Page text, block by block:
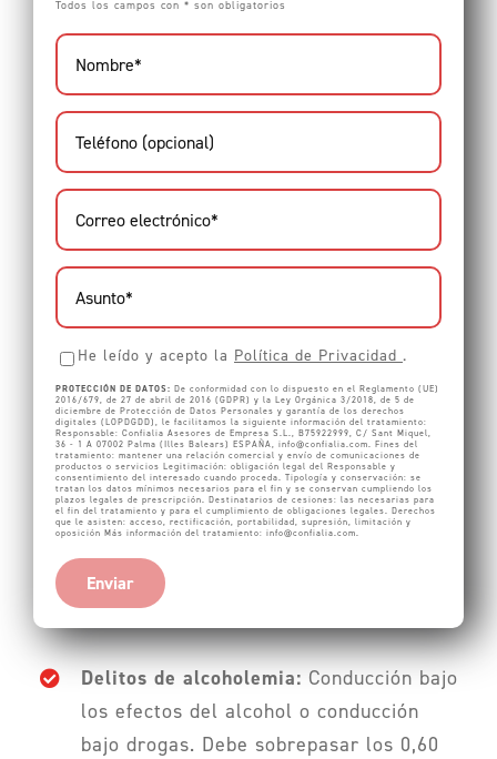
Todos los campos con * son obligatorios
He leído y acepto la Política de Privacidad .
PROTECCIÓN DE DATOS: De conformidad con lo dispuesto en el Reglamento (UE)
2016/679, de 27 de abril de 2016 (GDPR) y la Ley Orgánica 3/2018, de 5 de
diciembre de Protección de Datos Personales y garantía de los derechos
digitales (LOPDGDD), le facilitamos la siguiente información del tratamiento:
Responsable: Confialia Asesores de Empresa S.L., B75922999, C/ Sant Miquel,
36 - 1 A 07002 Palma (Illes Balears) ESPAÑA, info@confialia.com . Fines del
tratamiento: mantener una relación comercial y envío de comunicaciones de
productos o servicios Legitimación: obligación legal del Responsable y
consentimiento del interesado cuando proceda. Tipología y conservación: se
tratan los datos mínimos necesarios para el fin y se conservan cumpliendo los
plazos legales de prescripción. Destinatarios de cesiones: las necesarias para
el fin del tratamiento y para el cumplimiento de obligaciones legales. Derechos
que le asisten: acceso, rectificación, portabilidad, supresión, limitación y
oposición Más información del tratamiento: info@confialia.com
Enviar
Delitos de alcoholemia: Conducción bajo
los efectos del alcohol o conducción
bajo drogas. Debe sobrepasar los 0,60